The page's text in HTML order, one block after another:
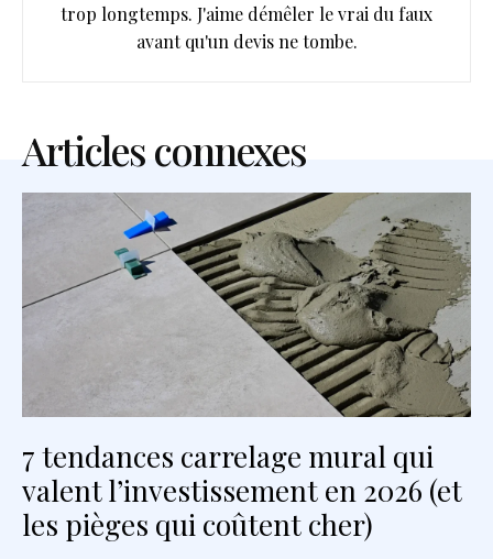
trop longtemps. J'aime démêler le vrai du faux
avant qu'un devis ne tombe.
Articles connexes
7 tendances carrelage mural qui
valent l’investissement en 2026 (et
les pièges qui coûtent cher)